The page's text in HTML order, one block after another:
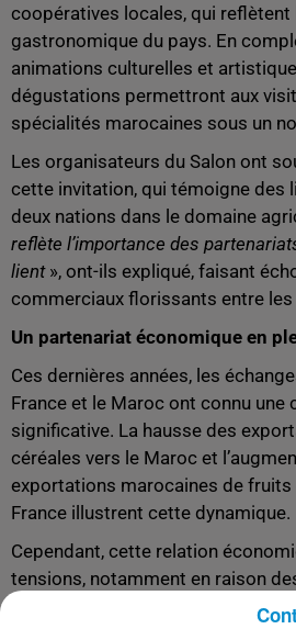
coopératives locales, qui reflètent
gastronomique du pays. En
animations culturelles et
dégustations permettront aux
spécialités marocaines sous un
Les organisateurs du Salon ont
cette invitation, qui témoigne des
deux nations dans le domaine
reflète l’importance des
lient», ont-ils expliqué, faisant
commerciaux florissants entre les
Un partenariat économique en
Ces dernières années, les
France et le Maroc ont connu une
significative. La hausse des
céréales vers le Maroc et
exportations marocaines de fruits
France illustrent cette dynamique.
Cependant, cette relation
tensions, notamment en raison
certains syndicats agricoles